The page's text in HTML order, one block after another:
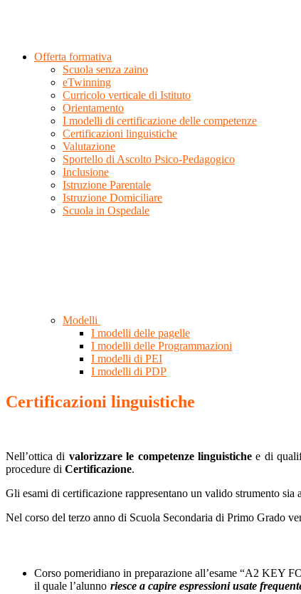
Offerta formativa
Scuola senza zaino
eTwinning
Curricolo verticale di Istituto
Orientamento
I modelli di certificazione delle competenze
Certificazioni linguistiche
Valutazione
Sportello di Ascolto Psico-Pedagogico
Inclusione
Istruzione Parentale
Istruzione Domiciliare
Scuola in Ospedale
Modelli
I modelli delle pagelle
I modelli delle Programmazioni
I modelli di PEI
I modelli di PDP
Certificazioni linguistiche
Nell’ottica di valorizzare le competenze linguistichee di
procedure di Certificazione.
Gli esami di certificazione rappresentano un valido strumento
Nel corso del terzo anno di Scuola Secondaria di Primo Grado
Corso pomeridiano in preparazione all’esame “A2 KEY
il quale l’alunno ​​riesce ​​a ​​capire ​​espressioni ​​usate